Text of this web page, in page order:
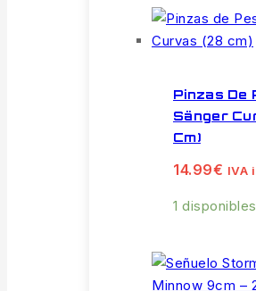
Pinzas De
Sänger
Cm)
14.99€ IVA
1 disponibles